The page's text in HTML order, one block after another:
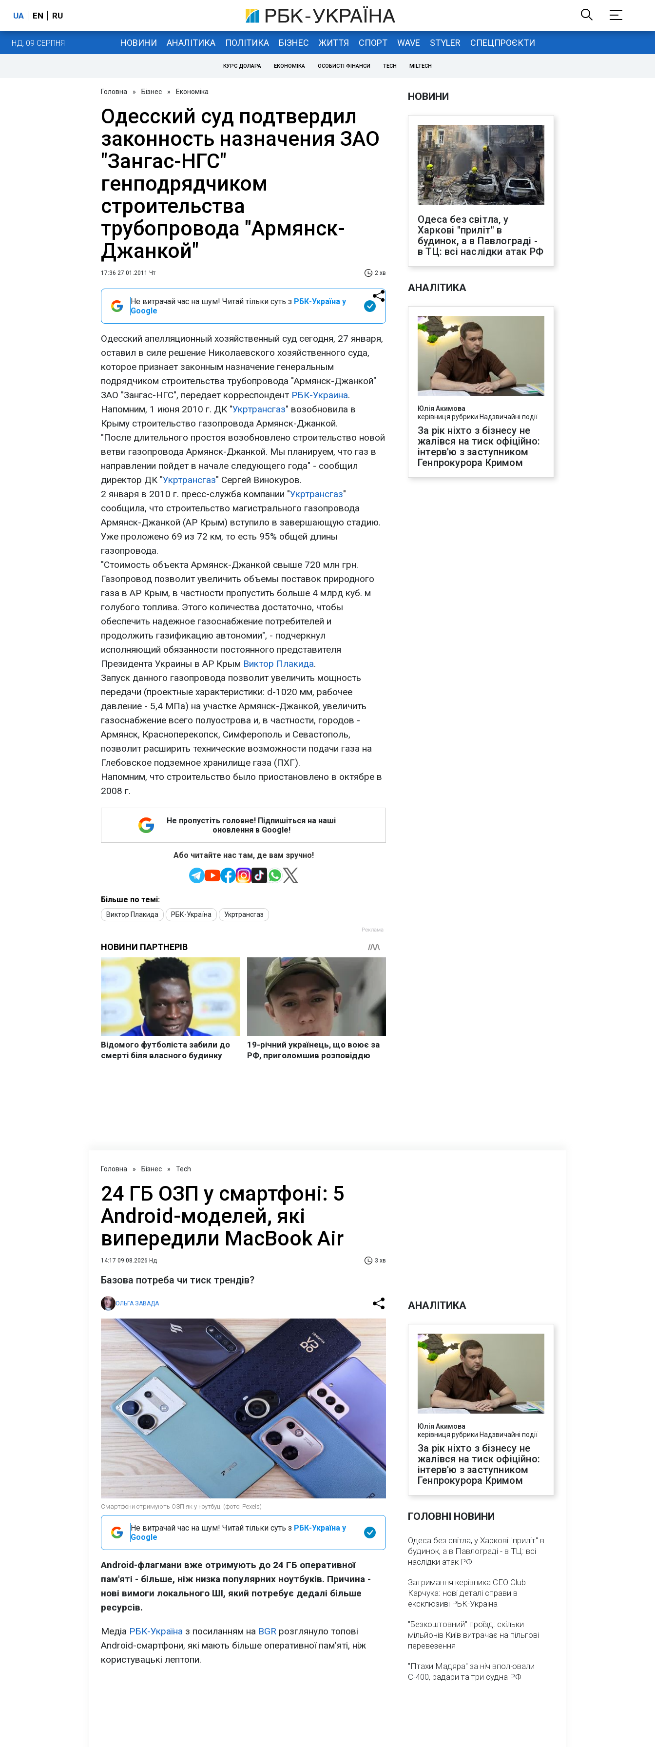
UA EN RU
НД, 09 СЕРПНЯ НОВИНИ АНАЛІТИКА ПОЛІТИКА БІЗНЕС ЖИТТЯ СПОРТ WAVE STYLER СПЕЦПРОЄКТИ
КУРС ДОЛАРА ЕКОНОМІКА ОСОБИСТІ ФІНАНСИ TECH MILTECH
Головна » Бізнес » Економіка
Одесский суд подтвердил
законность назначения ЗАО
"Зангас-НГС"
генподрядчиком
строительства
трубопровода "Армянск-
Джанкой"
17:36 27.01.2011 Чт 2 хв
Не витрачай час на шум! Читай тільки суть з РБК-Україна у
Google
Одесский апелляционный хозяйственный суд сегодня, 27 января,
оставил в силе решение Николаевского хозяйственного суда,
которое признает законным назначение генеральным
подрядчиком строительства трубопровода "Армянск-Джанкой"
ЗАО "Зангас-НГС", передает корреспондент РБК-Украина.
Напомним, 1 июня 2010 г. ДК "Укртрансгаз" возобновила в
Крыму строительство газопровода Армянск-Джанкой.
"После длительного простоя возобновлено строительство новой
ветви газопровода Армянск-Джанкой. Мы планируем, что газ в
направлении пойдет в начале следующего года" - сообщил
директор ДК "Укртрансгаз" Сергей Винокуров.
2 января в 2010 г. пресс-служба компании "Укртрансгаз"
сообщила, что строительство магистрального газопровода
Армянск-Джанкой (АР Крым) вступило в завершающую стадию.
Уже проложено 69 из 72 км, то есть 95% общей длины
газопровода.
"Стоимость объекта Армянск-Джанкой свыше 720 млн грн.
Газопровод позволит увеличить объемы поставок природного
газа в АР Крым, в частности пропустить больше 4 млрд куб. м
голубого топлива. Этого количества достаточно, чтобы
обеспечить надежное газоснабжение потребителей и
продолжить газификацию автономии", - подчеркнул
исполняющий обязанности постоянного представителя
Президента Украины в АР Крым Виктор Плакида.
Запуск данного газопровода позволит увеличить мощность
передачи (проектные характеристики: d-1020 мм, рабочее
давление - 5,4 МПа) на участке Армянск-Джанкой, увеличить
газоснабжение всего полуострова и, в частности, городов -
Армянск, Красноперекопск, Симферополь и Севастополь,
позволит расширить технические возможности подачи газа на
Глебовское подземное хранилище газа (ПХГ).
Напомним, что строительство было приостановлено в октябре в
2008 г.
Не пропустіть головне! Підпишіться на наші
оновлення в Google!
Або читайте нас там, де вам зручно!
Більше по темі:
Виктор Плакида РБК-Україна Укртрансгаз
НОВИНИ
Одеса без світла, у
Харкові "приліт" в
будинок, а в Павлограді -
в ТЦ: всі наслідки атак РФ
АНАЛІТИКА
Юлія Акимова
керівниця рубрики Надзвичайні події
За рік ніхто з бізнесу не
жалівся на тиск офіційно:
інтерв'ю з заступником
Генпрокурора Кримом
Головна » Бізнес » Tech
24 ГБ ОЗП у смартфоні: 5
Android-моделей, які
випередили MacBook Air
14:17 09.08.2026 Нд 3 хв
Базова потреба чи тиск трендів?
ОЛЬГА ЗАВАДА
Смартфони отримують ОЗП як у ноутбуці (фото: Pexels)
Не витрачай час на шум! Читай тільки суть з РБК-Україна у
Google
Android-флагмани вже отримують до 24 ГБ оперативної
пам'яті - більше, ніж низка популярних ноутбуків. Причина -
нові вимоги локального ШІ, який потребує дедалі більше
ресурсів.
Медіа РБК-Україна з посиланням на BGR розглянуло топові
Android-смартфони, які мають більше оперативної пам'яті, ніж
користувацькі лептопи.
АНАЛІТИКА
Юлія Акимова
керівниця рубрики Надзвичайні події
За рік ніхто з бізнесу не
жалівся на тиск офіційно:
інтерв'ю з заступником
Генпрокурора Кримом
ГОЛОВНІ НОВИНИ
Одеса без світла, у Харкові "приліт" в
будинок, а в Павлограді - в ТЦ: всі
наслідки атак РФ
Затримання керівника CEO Club
Карчука: нові деталі справи в
ексклюзиві РБК-Україна
"Безкоштовний" проїзд: скільки
мільйонів Київ витрачає на пільгові
перевезення
"Птахи Мадяра" за ніч вполювали
С-400, радари та три судна РФ